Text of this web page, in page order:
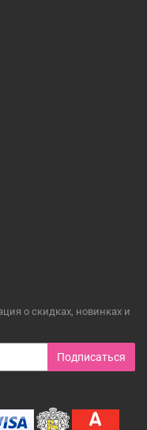
о скидках, новинках и
Подписаться